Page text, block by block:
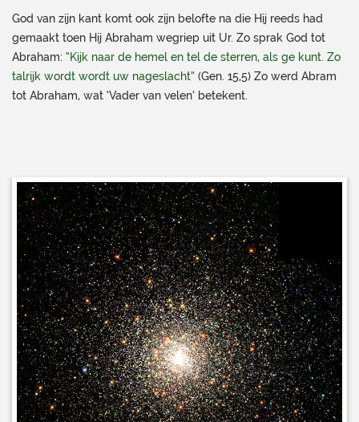
God van zijn kant komt ook zijn belofte na die Hij reeds had
gemaakt toen Hij Abraham wegriep uit Ur. Zo sprak God tot
Abraham: “Kijk naar de hemel en tel de sterren, als ge kunt. Zo
talrijk wordt wordt uw nageslacht” (Gen. 15,5) Zo werd Abram
tot Abraham, wat ‘Vader van velen’ betekent.